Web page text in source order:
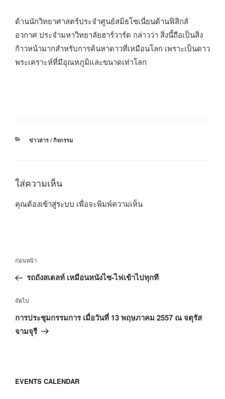
ด้านนักวิทยาศาสตร์ประจำศูนย์สมิธโซเนี่ยนด้านฟิสิกส์
อวกาศ ประจำมหาวิทยาลัยฮาร์วาร์ด กล่าวว่า สิ่งนี้ถือเป็นสิ่ง
ก้าวหน้ามากสำหรับการค้นหาดาวที่เหมือนโลก เพราะเป็นดาว
พระเคราะห์ที่มีอุณหภูมิและขนาดเท่าโลก
หมวด
ข่าวสาร / กิจกรรม
ใส่ความเห็น
คุณต้องเข้าสู่ระบบ เพื่อจะพิมพ์ความเห็น
แนะแนว
เรื่อง
เรื่อง
ก่อน
ก่อนหน้า
รถถังสเตลท์ เหมือนหนังไซ-ไฟเข้าไปทุกที
เรื่อง
ถัด
ไป
ถัดไป
การประชุมกรรมการ เมื่อวันที่ 13 พฤษภาคม 2557 ณ จตุรัส
จามจุรี
EVENTS CALENDAR